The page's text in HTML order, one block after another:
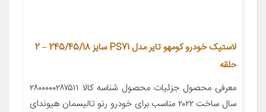
لاستیک خودرو کومهو تایر مدل PS71 سایز 245/45/18 – 2
حلقه
معرفی محصول جزئیات محصول شناسه کالا ۲۸۰۰۰۰۰۲۸۷۵۱۱
سال ساخت ۲۰۲۲ مناسب برای خودرو رنو تالیسمان هیوندای